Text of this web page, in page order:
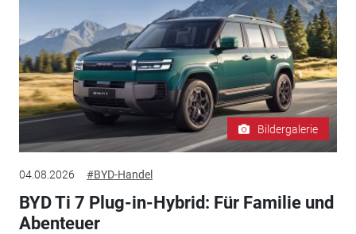
Bildergalerie
04.08.2026 #BYD-Handel
BYD Ti 7 Plug-in-Hybrid: Für Familie und
Abenteuer